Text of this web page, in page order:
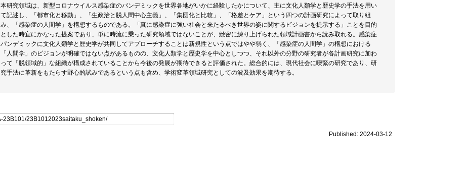
本研究領域は、新型コロナウイルス感染症のパンデミックを世界各地がいかに経験したかについて、主に文化人類学と歴史学の手法を用い
て記述し、「都市化と移動」、「生政治と脱人間中心主義」、「集団化と比較」、「格差とケア」という四つの計画研究によって取り組
み、「感染症の人間学」を構想するものである。「真に感染症に強い社会と来たるべき世界の姿に関するビジョンを提示する」ことを目的
とした時宜にかなった提案であり、単に時流に乗った研究領域ではないことが、緻密に練り上げられた領域計画書から読み取れる。感染症
パンデミックに文化人類学と歴史学が共同してアプローチすることは新規性という点ではやや弱く、「感染症の人間学」の構想における
「人間学」のビジョンが明確ではない点があるものの、文化人類学と歴史学を中心としつつ、それ以外の分野の研究者が各計画研究に加わ
って「脱領域的」な組織が構成されていることから今後の発展が期待できると評価された。総合的には、現代社会に喫緊の研究であり、研
究手法に革新をもたらす野心的試みであるという点も含め、学術変革領域研究としての波及効果を期待する。
Published: 2024-03-12